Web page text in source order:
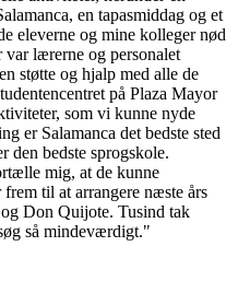
en tapasmiddag og et
eleverne og mine kolleger nød
lærerne og personalet
støtte og hjalp med alle de
på Plaza Mayor
som vi kunne nyde
er Salamanca det bedste sted
den bedste sprogskole.
mig, at de kunne
til at arrangere næste års
Don Quijote. Tusind tak
så mindeværdigt."